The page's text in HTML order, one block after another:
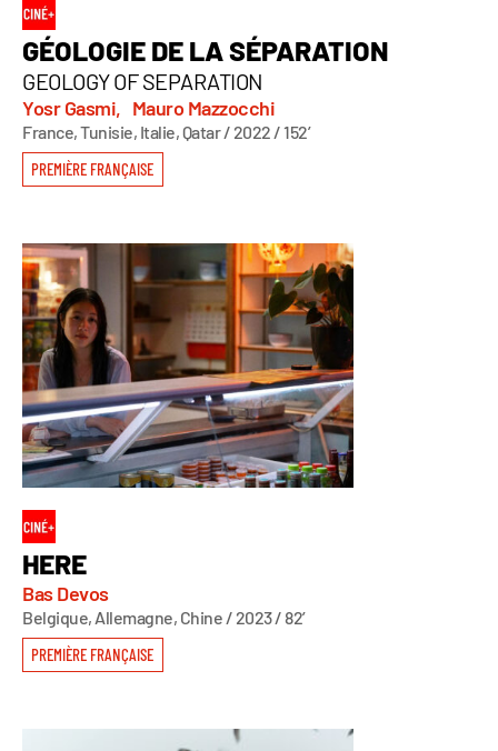
GÉOLOGIE DE LA SÉPARATION
GEOLOGY OF SEPARATION
Yosr Gasmi, Mauro Mazzocchi
France, Tunisie, Italie, Qatar / 2022 / 152’
PREMIÈRE FRANÇAISE
HERE
Bas Devos
Belgique, Allemagne, Chine / 2023 / 82’
PREMIÈRE FRANÇAISE